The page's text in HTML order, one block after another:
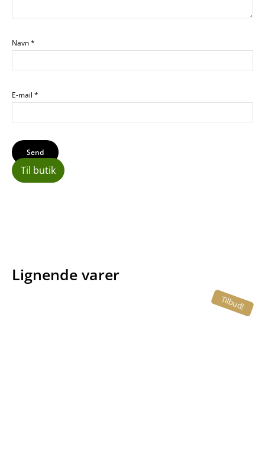
Navn*
E-mail *
Til butik
Lignende varer
Tilbud!